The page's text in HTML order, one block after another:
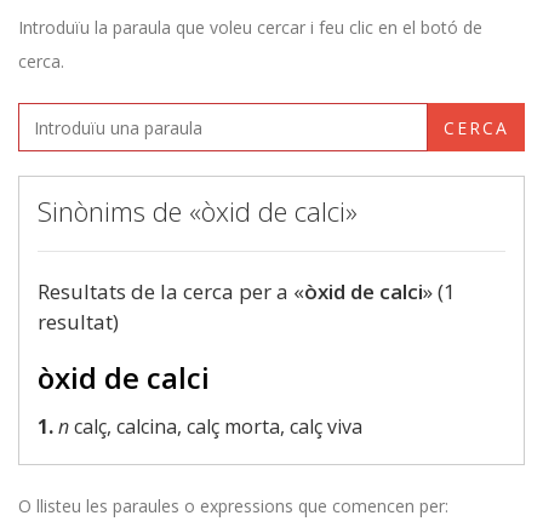
Introduïu la paraula que voleu cercar i feu clic en el botó de
cerca.
CERCA
Sinònims de «òxid de calci»
Resultats de la cerca per a «òxid de calci» (1
resultat)
òxid de calci
1.ncalç, calcina, calç morta, calç viva
O llisteu les paraules o expressions que comencen per: